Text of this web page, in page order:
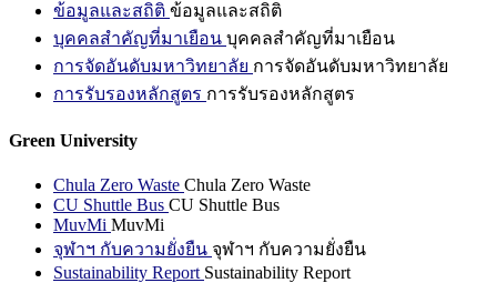
ข้อมูลและสถิติ ข้อมูลและสถิติ
บุคคลสำคัญที่มาเยือน บุคคลสำคัญที่มาเยือน
การจัดอันดับมหาวิทยาลัย การจัดอันดับมหาวิทยาลัย
การรับรองหลักสูตร การรับรองหลักสูตร
Green University
Chula Zero Waste Chula Zero Waste
CU Shuttle Bus CU Shuttle Bus
MuvMi MuvMi
จุฬาฯ กับความยั่งยืน จุฬาฯ กับความยั่งยืน
Sustainability Report Sustainability Report